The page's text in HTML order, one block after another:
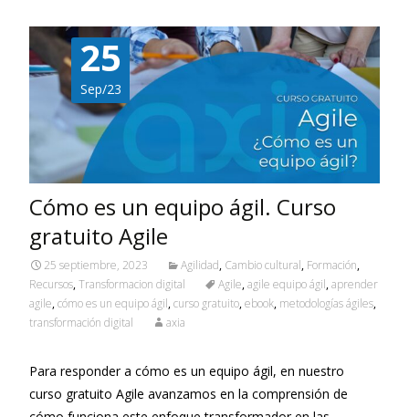
25
Sep/23
Cómo es un equipo ágil. Curso
gratuito Agile
25 septiembre, 2023 Agilidad, Cambio cultural, Formación,
Recursos,Transformacion digital Agile,agile equipo ágil,aprender
agile,cómo es un equipo ágil,curso gratuito,ebook, metodologías ágiles,
transformación digital
axia
Para responder a cómo es un equipo ágil, en nuestro
curso gratuito Agile avanzamos en la comprensión de